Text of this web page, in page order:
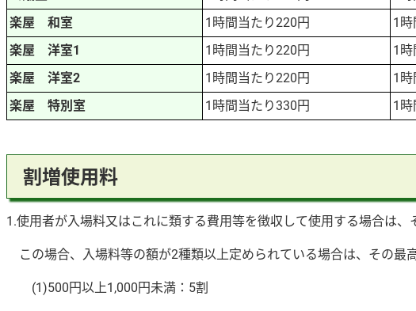
楽屋 和室
1時間当たり220円 1時
楽屋 洋室1
1時間当たり220円 1時
楽屋 洋室2
1時間当たり220円 1時
楽屋 特別室
1時間当たり330円 1時
割増使用料
1.使用者が入場料又はこれに類する費用等を徴収して使用する場合は
この場合、入場料等の額が2種類以上定められている場合は、その最
(1)500円以上1,000円未満：5割